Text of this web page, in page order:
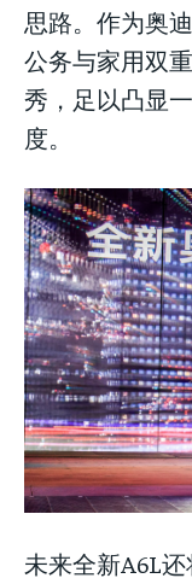
思路。作为奥
公务与家用双
秀，足以凸显
度。
未来全新A6L